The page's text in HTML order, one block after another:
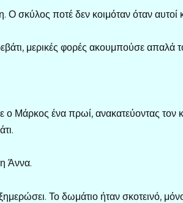
Ο σκύλος ποτέ δεν κοιμόταν όταν αυτοί
μερικές φορές ακουμπούσε απαλά
ο Μάρκος ένα πρωί, ανακατεύοντας τον
Άννα.
Το δωμάτιο ήταν σκοτεινό,